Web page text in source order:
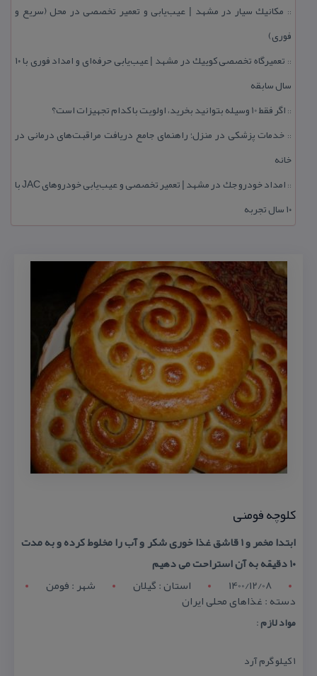
:: مكانیك سیار در مشهد | عیب‌یابی و تعمیر تخصصی در محل (سریع و
فوری)
::
تعمیرگاه تخصصی كوییك در مشهد | عیب‌یابی حرفه‌ای و امداد فوری با ۱۰
سال سابقه
:: اگر فقط 10 وسیله بتوانید بخرید، اولویت با كدام تجهیزات است؟
:: خدمات پزشكی در منزل؛ راهنمای جامع دریافت مراقبت‌های درمانی در
خانه
::
امداد خودرو جك در مشهد | تعمیر تخصصی و عیب‌یابی خودروهای JAC با
۱۰ سال تجربه
كلوچه فومنی
ابتدا مخمر و ۱ قاشق غذا خوری شكر و آب را مخلوط كرده و به مدت
۱۰ دقیقه به آن استراحت می دهیم
1400/12/08
استان : گيلان شهر : فومن
دسته : غذاهای محلی ایران
مواد لازم:
۱ كیلو گرم آرد